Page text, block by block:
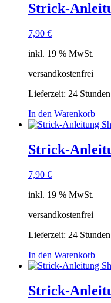
Strick-
7,90 €
inkl. 19 % MwSt.
versandkostenfrei
Lieferzeit: 24 Stunden
In den Warenkorb
Strick-
7,90 €
inkl. 19 % MwSt.
versandkostenfrei
Lieferzeit: 24 Stunden
In den Warenkorb
Strick-